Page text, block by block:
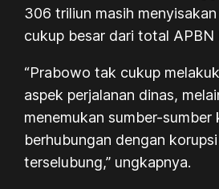
306 triliun masih
cukup besar dari total APBN
“Prabowo tak cukup
aspek perjalanan dinas,
menemukan sumber-
berhubungan dengan
terselubung,” ungkapnya.